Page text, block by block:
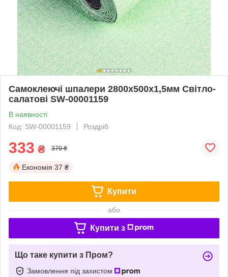
Самоклеючі шпалери 2800х500х1,5мм Світло-
салатові SW-00001159
В наявності
Код: SW-00001159
Роздріб
333 ₴ 370 ₴
Економія 37 ₴
Купити
або
Купити з
Що таке купити з Пром?
Замовлення під захистом